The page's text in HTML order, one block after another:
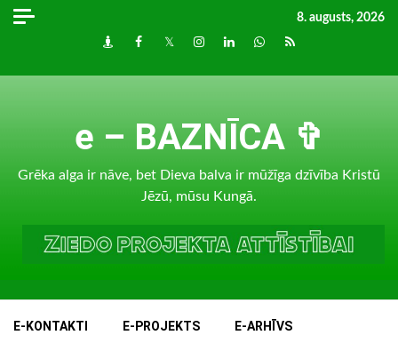
Skip
8. augusts, 2026
DraugiemFacebook
TwitterInstagram
LinkedInwhatsapp
RSS
e – BAZNĪCA ✞
Grēka alga ir nāve, bet Dieva balva ir mūžīga dzīvība Kristū
Jēzū, mūsu Kungā.
E-KONTAKTI E-PROJEKTS E-ARHĪVS